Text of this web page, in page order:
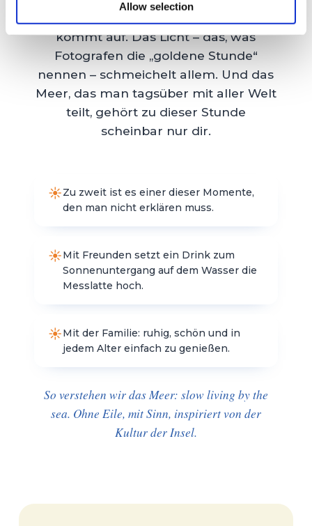
Allow selection
kommt auf. Das Licht – das, was
Fotografen die „goldene Stunde“
nennen – schmeichelt allem. Und das
Meer, das man tagsüber mit aller Welt
teilt, gehört zu dieser Stunde
scheinbar nur dir.
Zu zweit ist es einer dieser Momente,
den man nicht erklären muss.
Mit Freunden setzt ein Drink zum
Sonnenuntergang auf dem Wasser die
Messlatte hoch.
Mit der Familie: ruhig, schön und in
jedem Alter einfach zu genießen.
So verstehen wir das Meer: slow living by the
sea. Ohne Eile, mit Sinn, inspiriert von der
Kultur der Insel.